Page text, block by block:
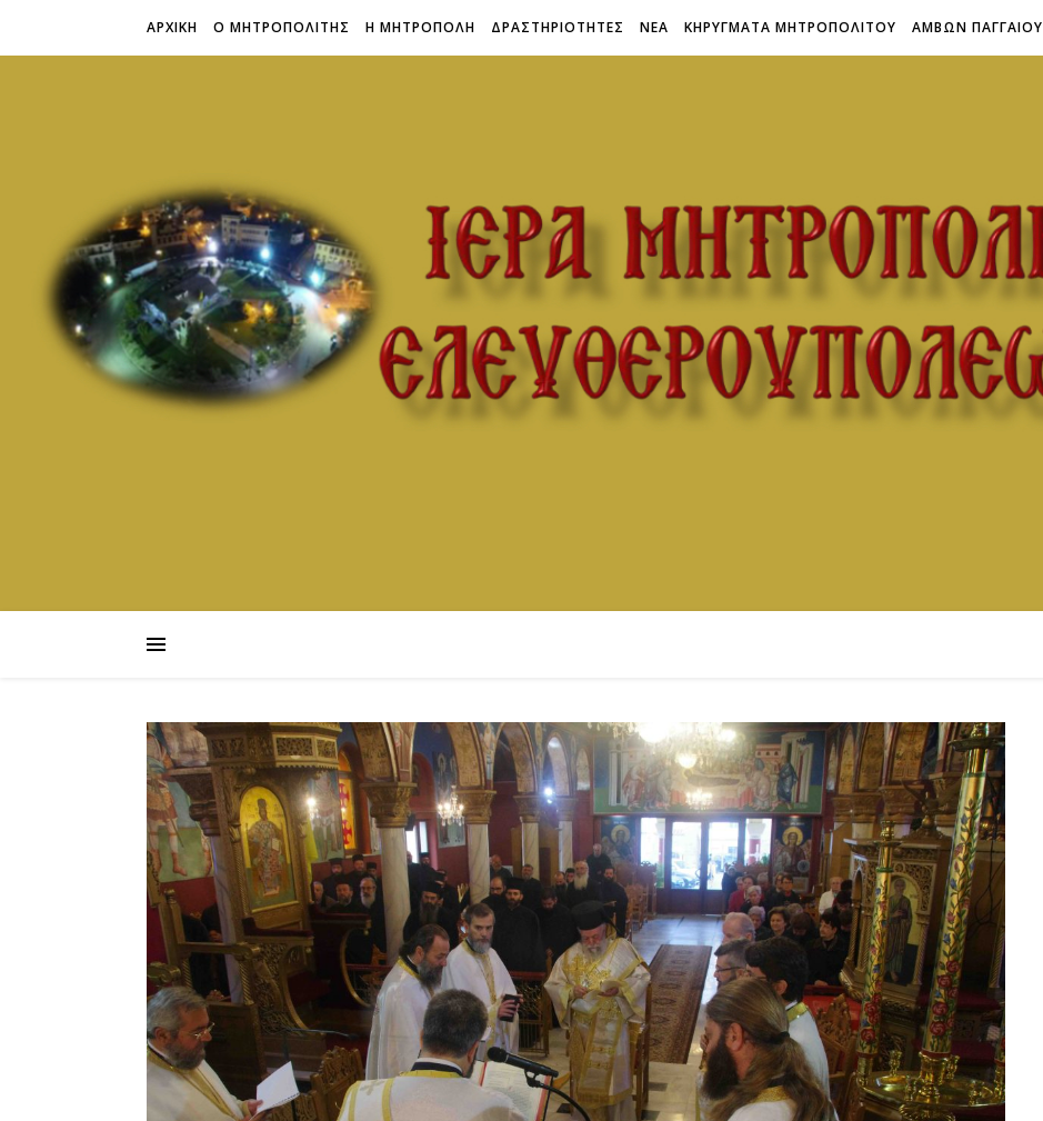
ΑΡΧΙΚΗ Ο ΜΗΤΡΟΠΟΛΙΤΗΣ Η ΜΗΤΡΟΠΟΛΗ ΔΡΑΣΤΗΡΙΟΤΗΤΕΣ ΝΕΑ ΚΗΡΥΓΜΑΤΑ ΜΗΤΡΟΠΟΛΙΤΟΥ ΑΜΒΩΝ ΠΑΓΓΑΙΟΥ